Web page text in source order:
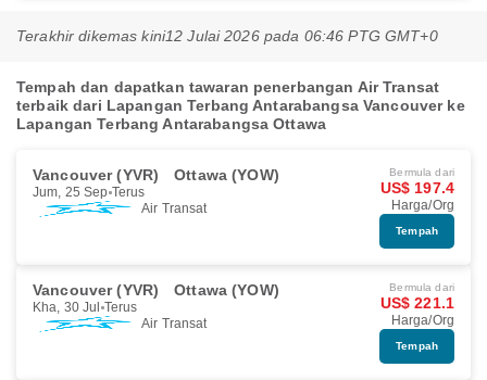
Terakhir dikemas kini12 Julai 2026 pada 06:46 PTG GMT+0
Tempah dan dapatkan tawaran penerbangan Air Transat
terbaik dari Lapangan Terbang Antarabangsa Vancouver ke
Lapangan Terbang Antarabangsa Ottawa
Vancouver (YVR) Ottawa (YOW)
Jum, 25 Sep Terus
Air Transat
Bermula dari
US$ 197.4
Harga/Org
Tempah
Vancouver (YVR) Ottawa (YOW)
Kha, 30 Jul Terus
Air Transat
Bermula dari
US$ 221.1
Harga/Org
Tempah